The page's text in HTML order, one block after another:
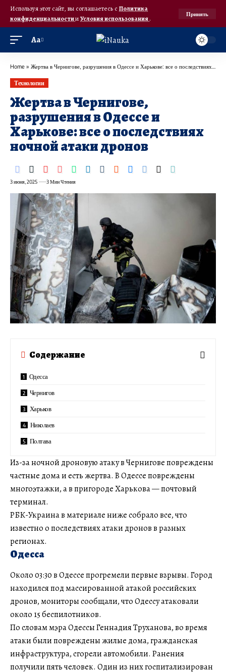
Используя этот сайт, вы соглашаетесь с Политика
конфиденциальностииУсловия использования.
Принять
Аа
Home » Жертва в Чернигове, разрушения в Одессе и Харькове: все о последствиях ночной атаки дронов
Технологии
Жертва в Чернигове,
разрушения в Одессе и
Харькове: все о последствиях
ночной атаки дронов
3 июня, 2025 3 Мин Чтения
Содержание
Одесса
Чернигов
Харьков
Николаев
Полтава
Из-за ночной дроновую атаку в Чернигове повреждены
частные дома и есть жертва. В Одессе повреждены
многоэтажки, а в пригороде Харькова — почтовый
терминал.
РБК-Украина в материале ниже собрало все, что
известно о последствиях атаки дронов в разных
регионах.
Одесса
Около 03:30 в Одессе прогремели первые взрывы. Город
находился под массированной атакой российских
дронов, мониторы сообщали, что Одессу атаковали
около 15 беспилотников.
По словам мэра Одессы Геннадия Труханова, во время
атаки были повреждены жилые дома, гражданская
инфраструктура, сгорели автомобили. Ранения
получили пять человек. Один из них госпитализирован